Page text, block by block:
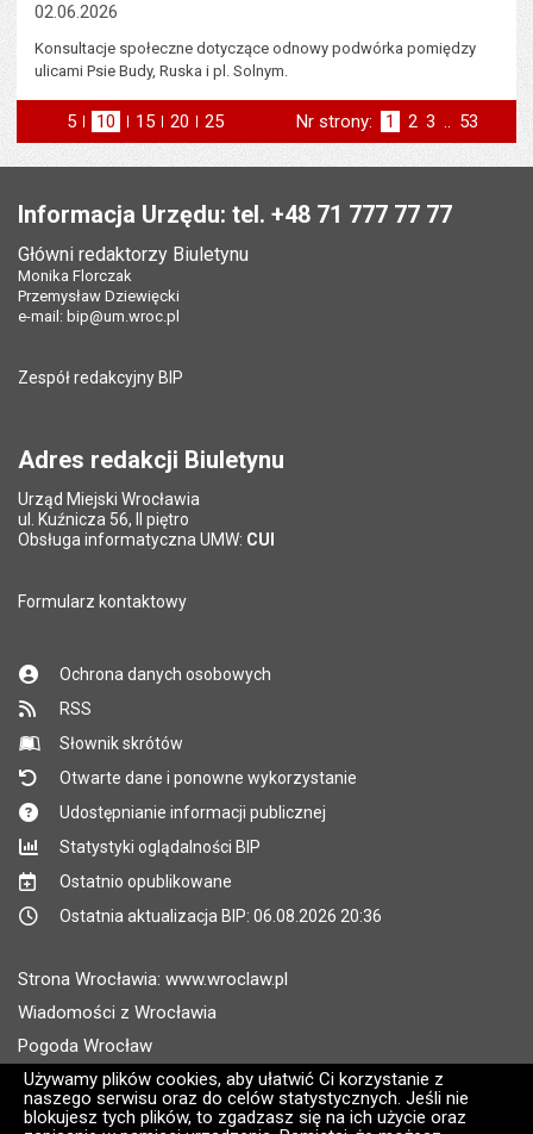
Używamy plików cookies, aby ułatwić Ci korzystanie z
naszego serwisu oraz do celów statystycznych. Jeśli nie
blokujesz tych plików, to zgadzasz się na ich użycie oraz
02.06.2026
Konsultacje społeczne dotyczące odnowy podwórka pomiędzy
ulicami Psie Budy, Ruska i pl. Solnym.
5 elementów na stronie
10 elementów
na stronie
15 elementów
na stronie
20 elementów
na stronie
25 elementów
na stronie
Nr strony: Strona
1 Strona
2 Strona
3 .. Strona
53
Informacja Urzędu: tel. +48 71 777 77 77
Główni redaktorzy Biuletynu
Monika Florczak
Przemysław Dziewięcki
e-mail: bip@um.wroc.pl
Zespół redakcyjny BIP
Adres redakcji Biuletynu
Urząd Miejski Wrocławia
ul. Kuźnicza 56, II piętro
Obsługa informatyczna UMW: CUI
Formularz kontaktowy
Ochrona danych osobowych
RSS
Słownik skrótów
Otwarte dane i ponowne wykorzystanie
Udostępnianie informacji publicznej
Statystyki oglądalności BIP
Ostatnio opublikowane
Ostatnia aktualizacja BIP: 06.08.2026 20:36
Strona Wrocławia: www.wroclaw.pl
Wiadomości z Wrocławia
Pogoda Wrocław
Rozkłady jazdy MPK Wrocław
Administratorem wroclaw.pl jest: ARAW